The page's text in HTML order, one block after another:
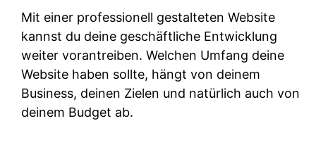
Mit einer professionell gestalteten Website
kannst du deine geschäftliche Entwicklung
weiter vorantreiben. Welchen Umfang deine
Website haben sollte, hängt von deinem
Business, deinen Zielen und natürlich auch von
deinem Budget ab.